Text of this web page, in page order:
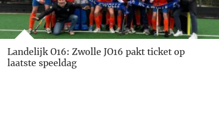
Landelijk O16: Zwolle JO16 pakt ticket op
laatste speeldag